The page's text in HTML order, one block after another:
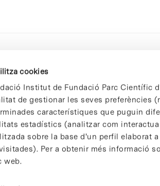
cookies
Institut de Fundació Parc Científic
de gestionar les seves preferències
característiques que puguin
estadístics (analitzar com
sobre la base d'un perfil elaborat
Per a obtenir més informació
web.